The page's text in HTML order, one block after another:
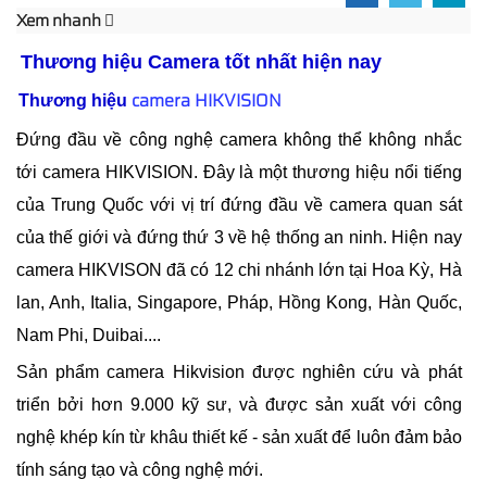
Xem nhanh
Thương hiệu Camera tốt nhất hiện nay
Thương hiệu camera HIKVISION
Đứng đầu về công nghệ camera không thể không nhắc
tới camera HIKVISION. Đây là một thương hiệu nổi tiếng
của Trung Quốc với vị trí đứng đầu về camera quan sát
của thế giới và đứng thứ 3 về hệ thống an ninh. Hiện nay
camera HIKVISON đã có 12 chi nhánh lớn tại Hoa Kỳ, Hà
lan, Anh, Italia, Singapore, Pháp, Hồng Kong, Hàn Quốc,
Nam Phi, Duibai....
Sản phẩm camera Hikvision được nghiên cứu và phát
triển bởi hơn 9.000 kỹ sư, và được sản xuất với công
nghệ khép kín từ khâu thiết kế - sản xuất để luôn đảm bảo
tính sáng tạo và công nghệ mới.